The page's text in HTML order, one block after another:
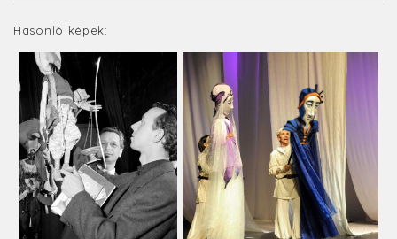
Hasonló képek: